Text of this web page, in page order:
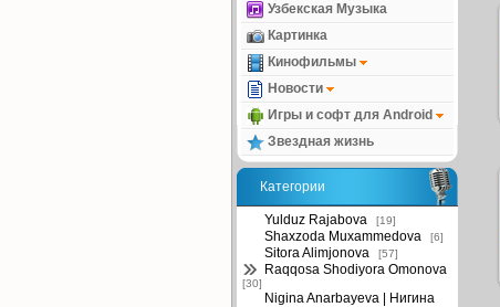
Узбекская Музыка
Картинка
Кинофильмы
Новости
Игры и софт для Android
Звездная жизнь
Категории
Yulduz Rajabova [19]
Shaxzoda Muxammedova [6]
Sitora Alimjonova [57]
Raqqosa Shodiyora Omonova
[30]
Nigina Anarbayeva | Нигина